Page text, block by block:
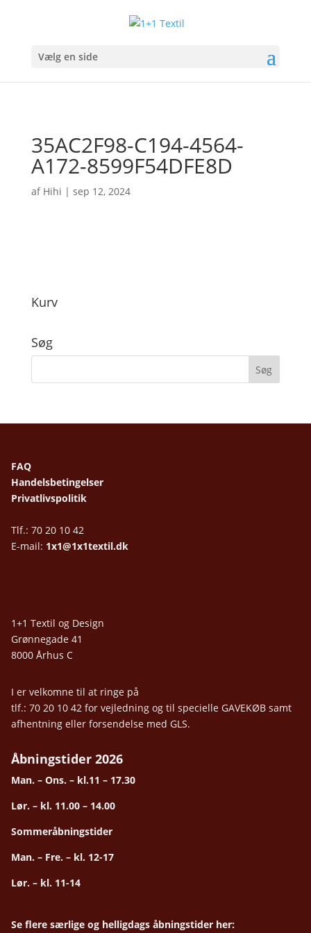
Vælg en side
35AC2F98-C194-4564-
A172-8599F54DFE8D
af Hihi | sep 12, 2024
Kurv
Søg
FAQ
Handelsbetingelser
Privatlivspolitik
Tlf.: 70 20 10 42
E-mail: 1x1@1x1textil.dk
1+1 Textil og Design
Grønnegade 41
8000 Århus C
I er velkomne til at ringe på
tlf.: 70 20 10 42 for vejledning og til specielle GAVEKØB samt
afhentning eller forsendelse med GLS.
Åbningstider 2026
Man. – Ons. – kl.11 – 17.30
Lør. – kl. 11.00 – 14.00
Sommeråbningstider
Man. – Fre. – kl. 12-17
Lør. – kl. 11-14
Se flere særlige og helligdags åbningstider her: